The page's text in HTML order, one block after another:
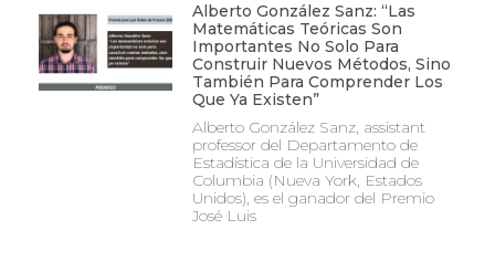
Alberto González Sanz: “Las
Matemáticas Teóricas Son
Importantes No Solo Para
Construir Nuevos Métodos, Sino
También Para Comprender Los
Que Ya Existen”
Alberto González Sanz, assistant
professor del Departamento de
Estadística de la Universidad de
Columbia (Nueva York, Estados
Unidos), es el ganador del Premio
José Luis